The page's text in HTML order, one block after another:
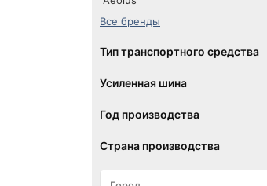
Все бренды
Тип транспортного средства
Усиленная шина
Год производства
Страна производства